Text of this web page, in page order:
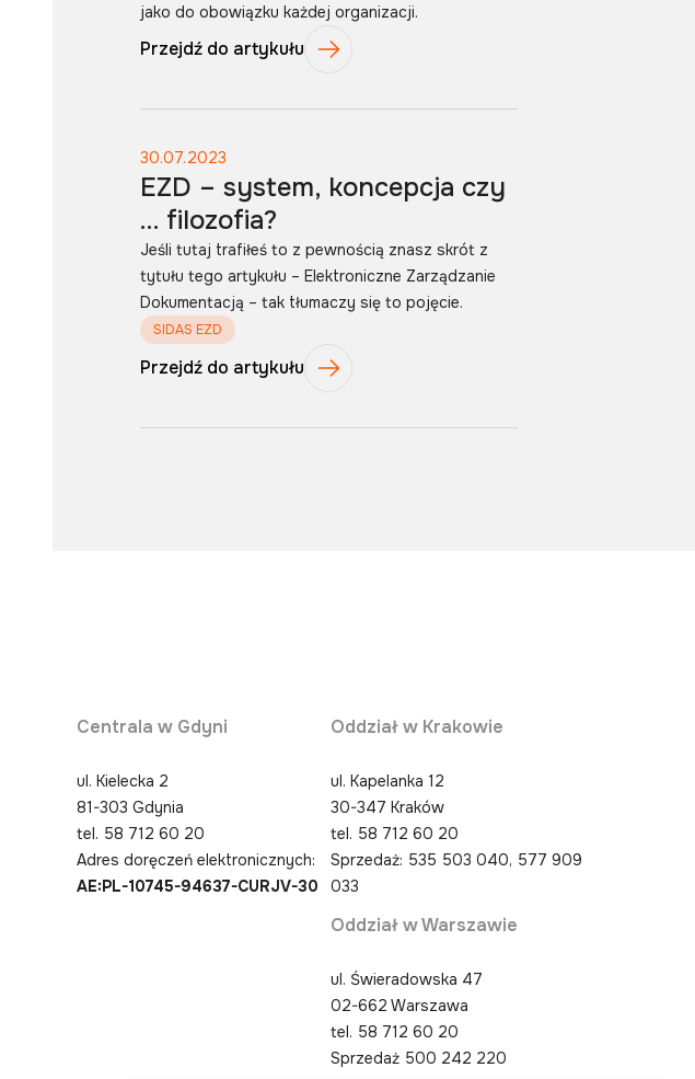
jako do obowiązku każdej organizacji.
Przejdź do artykułu
30.07.2023
EZD – system, koncepcja czy
… filozofia?
Jeśli tutaj trafiłeś to z pewnością znasz skrót z
tytułu tego artykułu – Elektroniczne Zarządzanie
Dokumentacją – tak tłumaczy się to pojęcie.
SIDAS EZD
Przejdź do artykułu
Centrala w Gdyni
ul. Kielecka 2
81-303 Gdynia
tel. 58 712 60 20
Adres doręczeń elektronicznych:
AE:PL-10745-94637-CURJV-30
Oddział w Krakowie
ul. Kapelanka 12
30-347 Kraków
tel. 58 712 60 20
Sprzedaż: 535 503 040, 577 909
033
Oddział w Warszawie
ul. Świeradowska 47
02-662 Warszawa
tel. 58 712 60 20
Sprzedaż 500 242 220